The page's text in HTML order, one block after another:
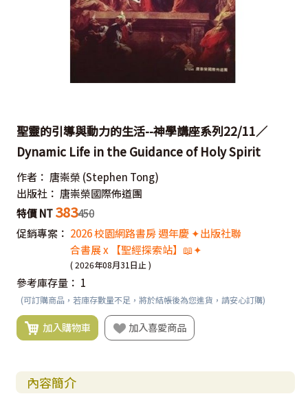
聖靈的引導與動力的生活--神學講座系列22/11／
Dynamic Life in the Guidance of Holy Spirit
作者： 唐崇榮 (Stephen Tong)
出版社： 唐崇榮國際佈道團
特價 NT 383450
促銷專案： 2026 校園網路書房 週年慶 ✦出版社聯
合書展 x 【聖經探索站】📖✦
( 2026年08月31日止 )
參考庫存量： 1
(可訂購商品，若庫存數量不足，將於結帳後為您進貨，請安心訂購)
加入購物車 加入喜愛商品
內容簡介